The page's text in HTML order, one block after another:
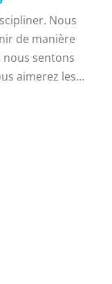
Nous
de manière
sentons
aimerez les